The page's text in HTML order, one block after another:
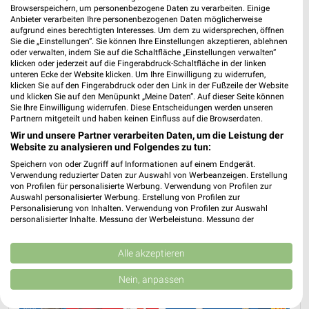
10.08.
Gültig von 10. Aug. bis 15. Aug.
📅 Kalendereintrag erstellen
PROSPEKT BLÄTTERN
WHISKEY & WHISKY MODETRENDS HANDY & SMARTPHONE
Browserspeichern, um personenbezogene Daten zu verarbeiten. Einige
Anbieter verarbeiten Ihre personenbezogenen Daten möglicherweise
aufgrund eines berechtigten Interesses. Um dem zu widersprechen, öffnen
Sie die „Einstellungen“. Sie können Ihre Einstellungen akzeptieren, ablehnen
oder verwalten, indem Sie auf die Schaltfläche „Einstellungen verwalten“
klicken oder jederzeit auf die Fingerabdruck-Schaltfläche in der linken
unteren Ecke der Website klicken. Um Ihre Einwilligung zu widerrufen,
klicken Sie auf den Fingerabdruck oder den Link in der Fußzeile der Website
und klicken Sie auf den Menüpunkt „Meine Daten“. Auf dieser Seite können
Sie Ihre Einwilligung widerrufen. Diese Entscheidungen werden unseren
Partnern mitgeteilt und haben keinen Einfluss auf die Browserdaten.
Wir und unsere Partner verarbeiten Daten, um die Leistung der
Website zu analysieren und Folgendes zu tun:
Speichern von oder Zugriff auf Informationen auf einem Endgerät.
Verwendung reduzierter Daten zur Auswahl von Werbeanzeigen. Erstellung
von Profilen für personalisierte Werbung. Verwendung von Profilen zur
Auswahl personalisierter Werbung. Erstellung von Profilen zur
Personalisierung von Inhalten. Verwendung von Profilen zur Auswahl
personalisierter Inhalte. Messung der Werbeleistung. Messung der
Kombinationen von Daten aus verschiedenen Quellen. Entwicklung und
Verbesserung der Angebote. Verwendung reduzierter Daten zur Auswahl
von Inhalten.
Daten können außerhalb der Europäischen Union weitergegeben und in die
Alle akzeptieren
Nein, anpassen